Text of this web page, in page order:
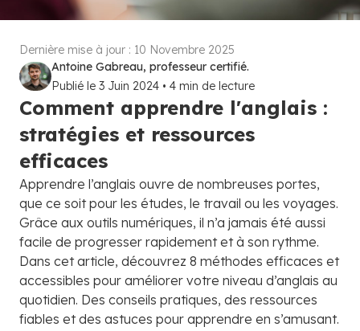
Dernière mise à jour : 10 Novembre 2025
Antoine Gabreau, professeur certifié.
Publié le 3 Juin 2024 • 4 min de lecture
Comment apprendre l'anglais :
stratégies et ressources
efficaces
Apprendre l’anglais ouvre de nombreuses portes,
que ce soit pour les études, le travail ou les voyages.
Grâce aux outils numériques, il n’a jamais été aussi
facile de progresser rapidement et à son rythme.
Dans cet article, découvrez 8 méthodes efficaces et
accessibles pour améliorer votre niveau d’anglais au
quotidien. Des conseils pratiques, des ressources
fiables et des astuces pour apprendre en s’amusant.